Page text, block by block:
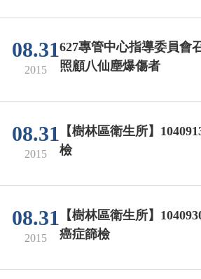
08.31
2015
627專管中心指導委員會
照顧八仙塵爆傷者
08.31
2015
【樹林區衛生所】
檢
08.31
2015
【樹林區衛生所】
癌症篩檢